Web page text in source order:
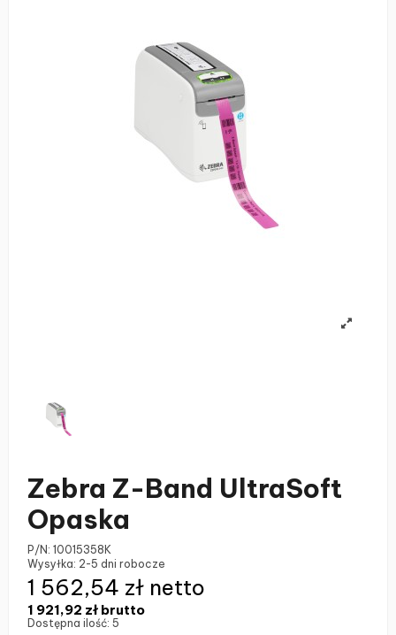
Zebra Z-Band UltraSoft
Opaska
P/N: 10015358K
Wysyłka: 2-5 dni robocze
1 921,92 zł brutto
1 562,54 zł netto
Dostępna ilość: 5